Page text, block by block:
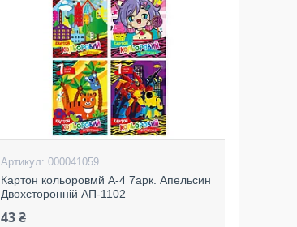
000041059
Картон кольоровмй А-4 7арк. Апельсин
Двохсторонній АП-1102
43 ₴